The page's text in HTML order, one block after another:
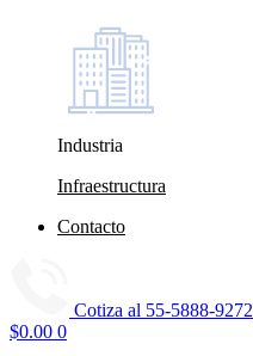
Industria
Infraestructura
Contacto
Cotiza al 55-5888-9272
$0.00 0